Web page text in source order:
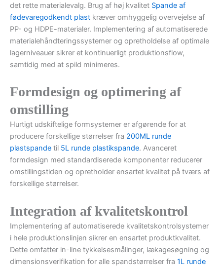
det rette materialevalg. Brug af høj kvalitet Spande af
fødevaregodkendt plast kræver omhyggelig overvejelse af
PP- og HDPE-materialer. Implementering af automatiserede
materialehåndteringssystemer og opretholdelse af optimale
lagerniveauer sikrer et kontinuerligt produktionsflow,
samtidig med at spild minimeres.
Formdesign og optimering af
omstilling
Hurtigt udskiftelige formsystemer er afgørende for at
producere forskellige størrelser fra 200ML runde
plastspande til 5L runde plastikspande. Avanceret
formdesign med standardiserede komponenter reducerer
omstillingstiden og opretholder ensartet kvalitet på tværs af
forskellige størrelser.
Integration af kvalitetskontrol
Implementering af automatiserede kvalitetskontrolsystemer
i hele produktionslinjen sikrer en ensartet produktkvalitet.
Dette omfatter in-line tykkelsesmålinger, lækagesøgning og
dimensionsverifikation for alle spandstørrelser fra 1L runde